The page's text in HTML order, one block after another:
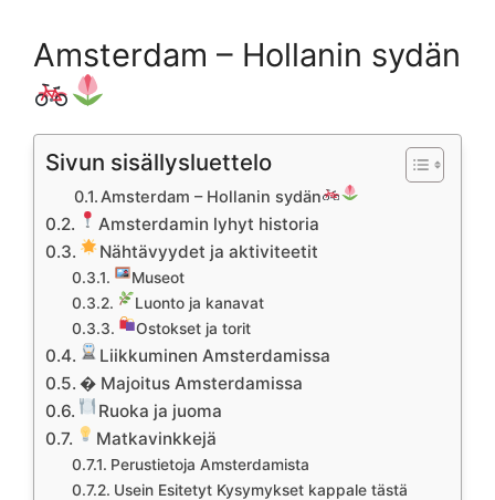
Amsterdam – Hollanin sydän
Sivun sisällysluettelo
Amsterdam – Hollanin sydän
Amsterdamin lyhyt historia
Nähtävyydet ja aktiviteetit
Museot
Luonto ja kanavat
Ostokset ja torit
Liikkuminen Amsterdamissa
� Majoitus Amsterdamissa
Ruoka ja juoma
Matkavinkkejä
Perustietoja Amsterdamista
Usein Esitetyt Kysymykset kappale tästä